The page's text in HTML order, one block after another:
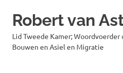
Robert van
Lid Tweede Kamer;
Bouwen en Asiel en Migratie